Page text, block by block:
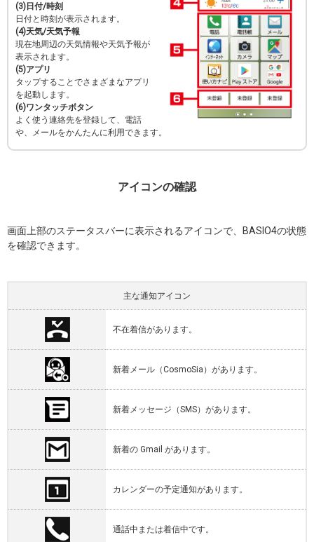
(3)日付/時刻
日付と時刻が表示されます。
(4)天気/天気予報
現在地周辺の天気情報や天気予報が
表示されます。
(5)アプリ
タップすることでさまざまなアプリ
を起動します。
(6)ワンタッチボタン
よく使う連絡先を登録して、電話
や、メールをかんたんに利用できます。
アイコンの確認
画面上部のステータスバーに表示されるアイコンで、BASIO4の状態
を確認できます。
主な通知アイコン
不在着信があります。
新着メール（CosmoSia）があります。
新着メッセージ（SMS）があります。
新着の Gmail があります。
カレンダーの予定通知があります。
通話中または着信中です。